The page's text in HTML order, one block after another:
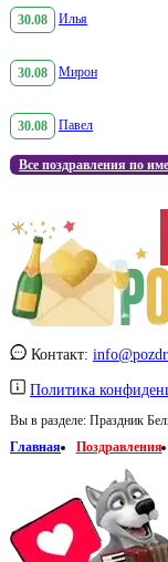
30.08 Илья
30.08 Мирон
30.08 Павел
Все поздравления по
Контакт:
Политика
Вы в разделе: Праздник
Главная
Поздравления